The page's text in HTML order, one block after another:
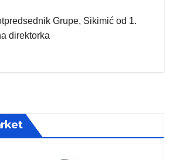
Grupe, Sikimić od 1.
direktorka